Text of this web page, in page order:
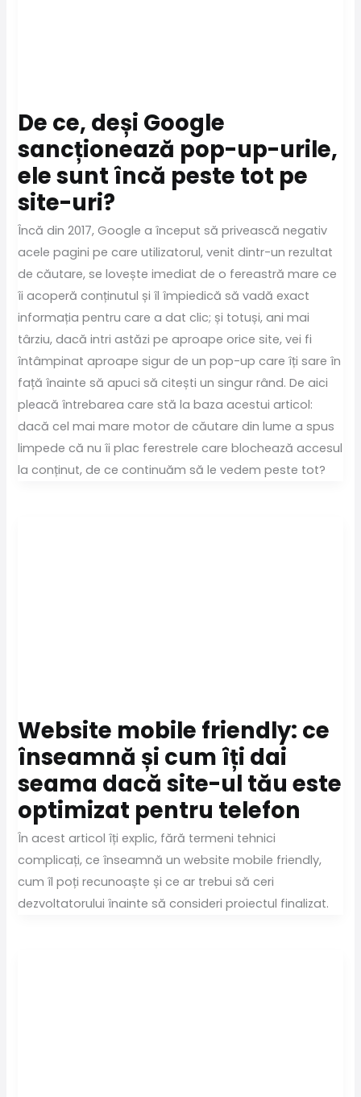
De ce, deși Google
sancționează pop-up-urile,
ele sunt încă peste tot pe
site-uri?
Încă din 2017, Google a început să privească negativ
acele pagini pe care utilizatorul, venit dintr-un rezultat
de căutare, se lovește imediat de o fereastră mare ce
îi acoperă conținutul și îl împiedică să vadă exact
informația pentru care a dat clic; și totuși, ani mai
târziu, dacă intri astăzi pe aproape orice site, vei fi
întâmpinat aproape sigur de un pop-up care îți sare în
față înainte să apuci să citești un singur rând. De aici
pleacă întrebarea care stă la baza acestui articol:
dacă cel mai mare motor de căutare din lume a spus
limpede că nu îi plac ferestrele care blochează accesul
la conținut, de ce continuăm să le vedem peste tot?
Website mobile friendly: ce
înseamnă și cum îți dai
seama dacă site-ul tău este
optimizat pentru telefon
În acest articol îți explic, fără termeni tehnici
complicați, ce înseamnă un website mobile friendly,
cum îl poți recunoaște și ce ar trebui să ceri
dezvoltatorului înainte să consideri proiectul finalizat.